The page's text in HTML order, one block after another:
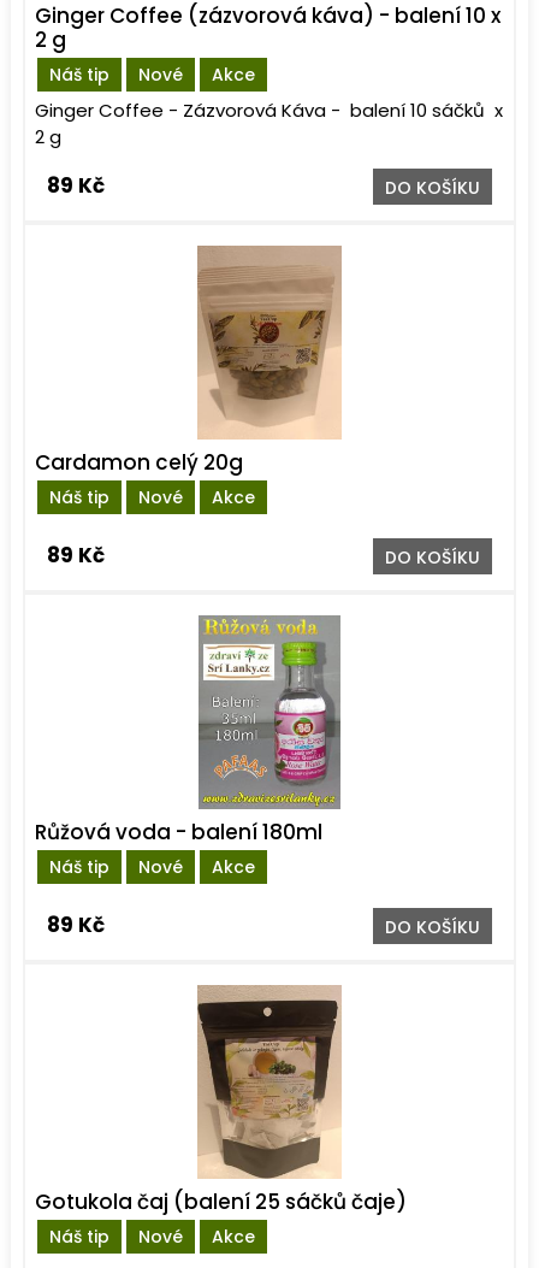
Náš tip Nové Akce
Ginger Coffee (zázvorová káva) - balení 10 x
2 g
Ginger Coffee - Zázvorová Káva - balení 10 sáčků x
2 g
89 Kč DO KOŠÍKU
Náš tip Nové Akce
Cardamon celý 20g
89 Kč DO KOŠÍKU
Náš tip Nové Akce
Růžová voda - balení 180ml
89 Kč DO KOŠÍKU
Náš tip Nové Akce
Gotukola čaj (balení 25 sáčků čaje)